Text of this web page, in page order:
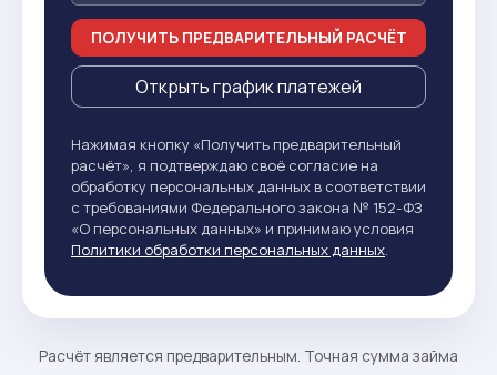
ПОЛУЧИТЬ ПРЕДВАРИТЕЛЬНЫЙ РАСЧЁТ
Открыть график платежей
Нажимая кнопку «Получить предварительный
расчёт», я подтверждаю своё согласие на
обработку персональных данных в соответствии
с требованиями Федерального закона № 152-ФЗ
«О персональных данных» и принимаю условия
Политики обработки персональных данных.
Расчёт является предварительным. Точная сумма займа